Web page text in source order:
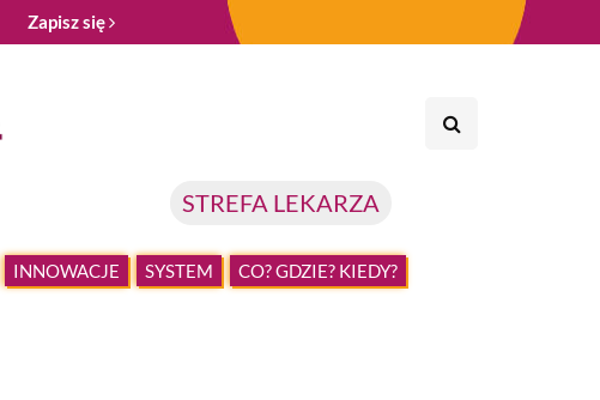
Zapisz się
STREFA LEKARZA
INNOWACJE SYSTEM CO? GDZIE? KIEDY?